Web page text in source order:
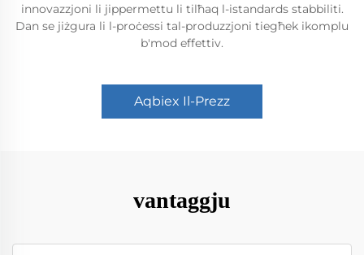
innovazzjoni li jippermettu li tilħaq l-istandards stabbiliti.
Dan se jiżgura li l-proċessi tal-produzzjoni tiegħek ikomplu
b'mod effettiv.
Aqbiex Il-Prezz
vantaggju